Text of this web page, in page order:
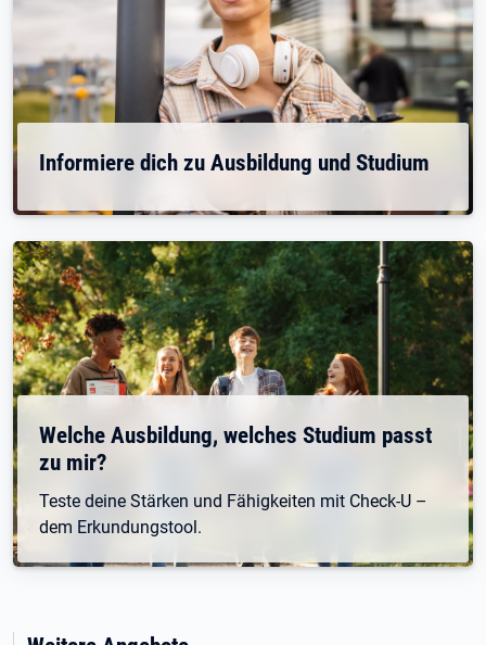
Informiere dich zu Ausbildung und Studium
Welche Ausbildung, welches Studium passt
zu mir?
Teste deine Stärken und Fähigkeiten mit Check-U –
dem Erkundungstool.